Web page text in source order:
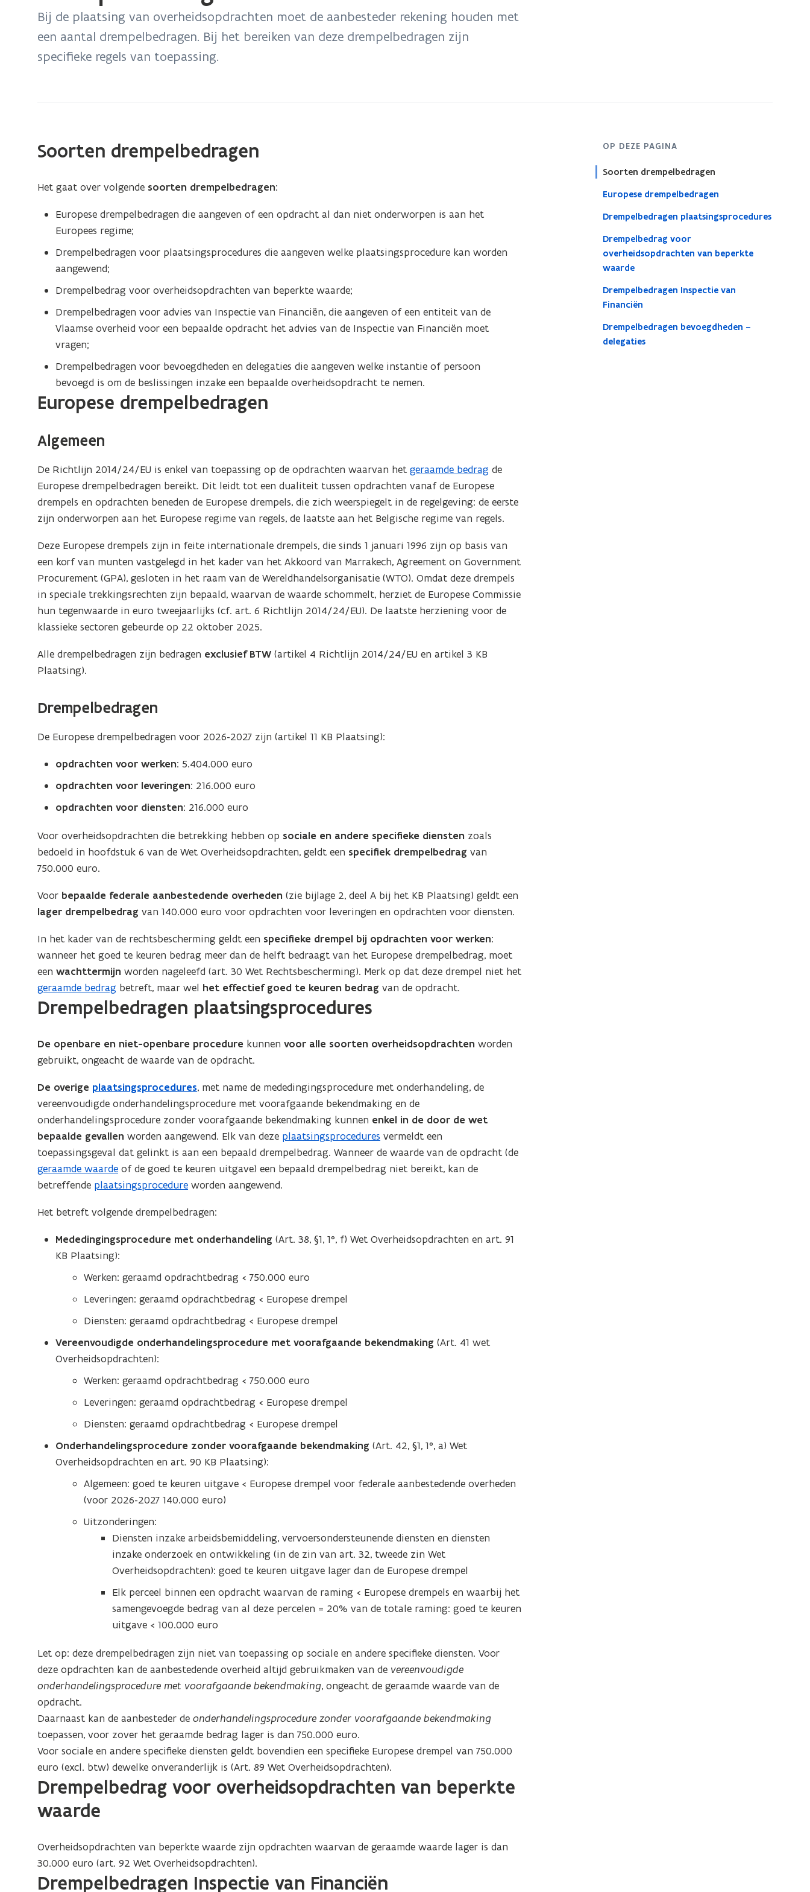
bevindt
Drempelbedragen
Bij de plaatsing van overheidsopdrachten moet de aanbesteder rekening houden met
een aantal drempelbedragen. Bij het bereiken van deze drempelbedragen zijn
specifieke regels van toepassing.
OP DEZE PAGINA
Soorten drempelbedragen
Europese drempelbedragen
Drempelbedragen plaatsingsprocedures
Drempelbedrag voor
overheidsopdrachten van beperkte
waarde
Drempelbedragen Inspectie van
Financiën
Drempelbedragen bevoegdheden –
delegaties
Soorten drempelbedragen
Het gaat over volgende soorten drempelbedragen:
Europese drempelbedragen die aangeven of een opdracht al dan niet onderworpen is aan het
Europees regime;
Drempelbedragen voor plaatsingsprocedures die aangeven welke plaatsingsprocedure kan worden
aangewend;
Drempelbedrag voor overheidsopdrachten van beperkte waarde;
Drempelbedragen voor advies van Inspectie van Financiën, die aangeven of een entiteit van de
Vlaamse overheid voor een bepaalde opdracht het advies van de Inspectie van Financiën moet
vragen;
Drempelbedragen voor bevoegdheden en delegaties die aangeven welke instantie of persoon
bevoegd is om de beslissingen inzake een bepaalde overheidsopdracht te nemen.
Europese drempelbedragen
Algemeen
De Richtlijn 2014/24/EU is enkel van toepassing op de opdrachten waarvan hetgeraamde bedrag de
Europese drempelbedragen bereikt. Dit leidt tot een dualiteit tussen opdrachten vanaf de Europese
drempels en opdrachten beneden de Europese drempels, die zich weerspiegelt in de regelgeving: de eerste
zijn onderworpen aan het Europese regime van regels, de laatste aan het Belgische regime van regels.
Deze Europese drempels zijn in feite internationale drempels, die sinds 1 januari 1996 zijn op basis van
een korf van munten vastgelegd in het kader van het Akkoord van Marrakech, Agreement on Government
Procurement (GPA), gesloten in het raam van de Wereldhandelsorganisatie (WTO). Omdat deze drempels
in speciale trekkingsrechten zijn bepaald, waarvan de waarde schommelt, herziet de Europese Commissie
hun tegenwaarde in euro tweejaarlijks (cf. art. 6 Richtlijn 2014/24/EU). De laatste herziening voor de
klassieke sectoren gebeurde op 22 oktober 2025.
Alle drempelbedragen zijn bedragen exclusief BTW (artikel 4 Richtlijn 2014/24/EU en artikel 3 KB
Plaatsing).
Drempelbedragen
De Europese drempelbedragen voor 2026-2027 zijn (artikel 11 KB Plaatsing):
opdrachten voor werken: 5.404.000 euro
opdrachten voor leveringen: 216.000 euro
opdrachten voor diensten: 216.000 euro
Voor overheidsopdrachten die betrekking hebben op sociale en andere specifieke diensten zoals
bedoeld in hoofdstuk 6 van de Wet Overheidsopdrachten, geldt een specifiek drempelbedrag van
750.000 euro.
Voor bepaalde federale aanbestedende overheden (zie bijlage 2, deel A bij het KB Plaatsing) geldt een
lager drempelbedrag van 140.000 euro voor opdrachten voor leveringen en opdrachten voor diensten.
In het kader van de rechtsbescherming geldt een specifieke drempel bij opdrachten voor werken:
wanneer het goed te keuren bedrag meer dan de helft bedraagt van het Europese drempelbedrag, moet
eenwachttermijn worden nageleefd (art. 30 Wet Rechtsbescherming). Merk op dat deze drempel niet het
geraamde bedrag betreft, maar wel het effectief goed te keuren bedragvan de opdracht.
Drempelbedragen plaatsingsprocedures
De openbare en niet-openbare procedure kunnenvoor alle soorten overheidsopdrachtenworden
gebruikt, ongeacht de waarde van de opdracht.
De overige plaatsingsprocedures, met name de mededingingsprocedure met onderhandeling, de
vereenvoudigde onderhandelingsprocedure met voorafgaande bekendmaking en de
onderhandelingsprocedure zonder voorafgaande bekendmaking kunnen enkel in de door de wet
bepaalde gevallenworden aangewend. Elk van deze plaatsingsprocedures vermeldt een
toepassingsgeval dat gelinkt is aan een bepaald drempelbedrag. Wanneer de waarde van de opdracht (de
geraamde waarde of de goed te keuren uitgave) een bepaald drempelbedrag niet bereikt, kan de
betreffende plaatsingsprocedure worden aangewend.
Het betreft volgende drempelbedragen:
Mededingingsprocedure met onderhandeling (Art. 38, §1, 1°, f) Wet Overheidsopdrachten en art. 91
KB Plaatsing):
Werken: geraamd opdrachtbedrag < 750.000 euro
Leveringen: geraamd opdrachtbedrag < Europese drempel
Diensten: geraamd opdrachtbedrag < Europese drempel
Vereenvoudigde onderhandelingsprocedure met voorafgaande bekendmaking(Art. 41 wet
Overheidsopdrachten):
Werken: geraamd opdrachtbedrag < 750.000 euro
Leveringen: geraamd opdrachtbedrag < Europese drempel
Diensten: geraamd opdrachtbedrag < Europese drempel
Onderhandelingsprocedure zonder voorafgaande bekendmaking(Art. 42, §1, 1°, a) Wet
Overheidsopdrachten en art. 90 KB Plaatsing):
Algemeen: goed te keuren uitgave < Europese drempel voor federale aanbestedende overheden
(voor 2026-2027 140.000 euro)
Uitzonderingen:
Diensten inzake arbeidsbemiddeling, vervoersondersteunende diensten en diensten
inzake onderzoek en ontwikkeling (in de zin van art. 32, tweede zin Wet
Overheidsopdrachten): goed te keuren uitgave lager dan de Europese drempel
Elk perceel binnen een opdracht waarvan de raming < Europese drempels en waarbij het
samengevoegde bedrag van al deze percelen = 20% van de totale raming: goed te keuren
uitgave < 100.000 euro
Let op: deze drempelbedragen zijn niet van toepassing op sociale en andere specifieke diensten. Voor
deze opdrachten kan de aanbestedende overheid altijd gebruikmaken van de vereenvoudigde
onderhandelingsprocedure met voorafgaande bekendmaking, ongeacht de geraamde waarde van de
opdracht.
Daarnaast kan de aanbesteder deonderhandelingsprocedure zonder voorafgaande bekendmaking
toepassen, voor zover het geraamde bedrag lager is dan 750.000 euro.
Voor sociale en andere specifieke diensten geldt bovendien een specifieke Europese drempel van 750.000
euro (excl. btw) dewelke onveranderlijk is (Art. 89 Wet Overheidsopdrachten).
Drempelbedrag voor overheidsopdrachten van beperkte
waarde
Overheidsopdrachten van beperkte waarde zijn opdrachtenwaarvan de geraamde waarde lager is dan
30.000 euro (art. 92 Wet Overheidsopdrachten).
Drempelbedragen Inspectie van Financiën